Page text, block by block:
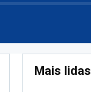
Mais lidas